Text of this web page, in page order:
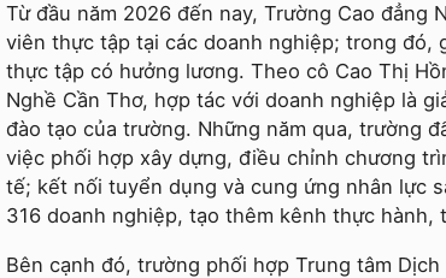
Từ đầu năm 2026 đến nay, Trường Cao đẳng
viên thực tập tại các doanh nghiệp; trong đó,
thực tập có hưởng lương. Theo cô Cao Thị
Nghề Cần Thơ, hợp tác với doanh nghiệp là
đào tạo của trường. Những năm qua, trường
việc phối hợp xây dựng, điều chỉnh chương
tế; kết nối tuyển dụng và cung ứng nhân lực
316 doanh nghiệp, tạo thêm kênh thực
Bên cạnh đó, trường phối hợp Trung tâm